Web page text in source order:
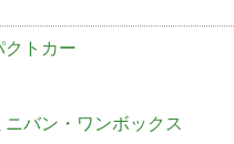
クトカー
ニバン・ワンボックス